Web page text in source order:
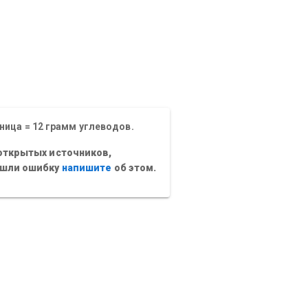
= 12 грамм углеводов.
источников,
ошибку напишите об этом.